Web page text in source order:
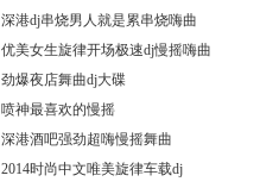
深港dj串烧男人就是累串烧嗨曲
优美女生旋律开场极速dj慢摇嗨曲
劲爆夜店舞曲dj大碟
喷神最喜欢的慢摇
深港酒吧强劲超嗨慢摇舞曲
2014时尚中文唯美旋律车载dj